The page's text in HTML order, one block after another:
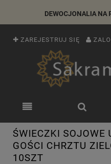
DEWOCJONALIA NA
ZAREJESTRUJ SIĘ
ŚWIECZKI SOJOWE
GOŚCI CHRZTU
10SZT